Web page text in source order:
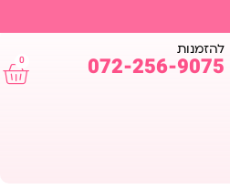
0
להזמנות
072-256-9075